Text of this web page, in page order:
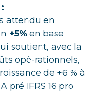
attendu en
+5% en base
soutient, avec la
opé-rationnels,
de +6 % à
pré IFRS 16 pro